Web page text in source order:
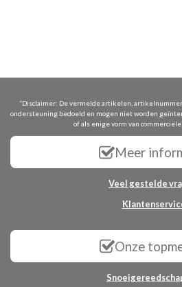
“Disclaimer: De vermelde artikelen,
ondersteuning bedoeld en mogen niet worden
of als enige vorm van
Meer
Veel gestelde
Onze